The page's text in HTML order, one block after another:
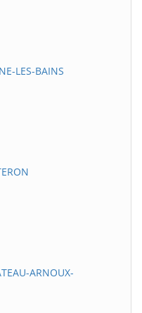
LES-BAINS
ARNOUX-